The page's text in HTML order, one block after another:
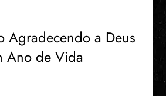
Agradecendo a Deus
Ano de Vida